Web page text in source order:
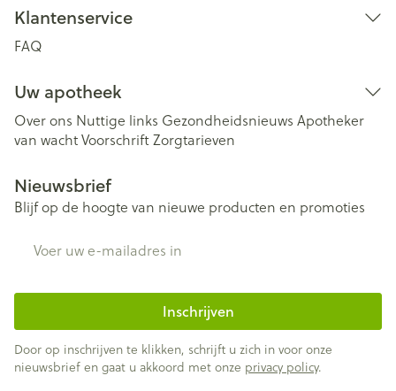
Klantenservice
FAQ
Uw apotheek
Over ons Nuttige links Gezondheidsnieuws Apotheker
van wachtVoorschriftZorgtarieven
Nieuwsbrief
Blijf op de hoogte van nieuwe producten en promoties
Inschrijven
Door op inschrijven te klikken, schrijft u zich in voor onze
nieuwsbrief en gaat u akkoord met onze privacy policy.